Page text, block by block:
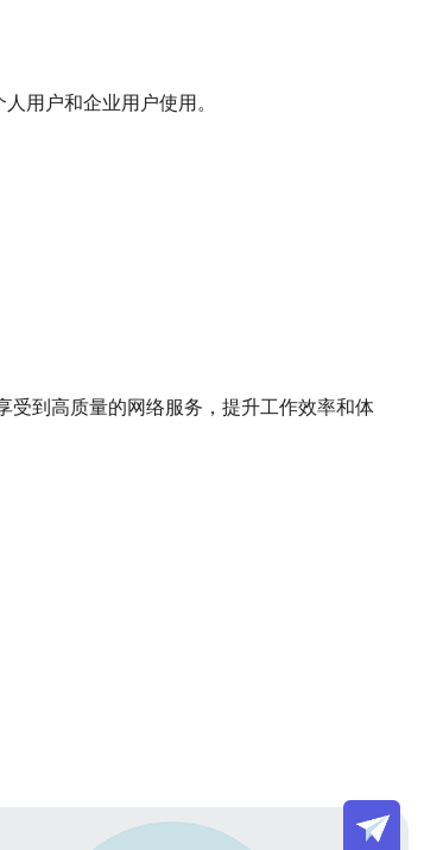
用户和企业用户使用。
受到高质量的网络服务，提升工作效率和体